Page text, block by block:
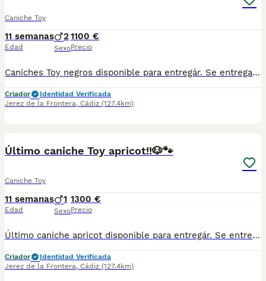
Caniche Toy
11 semanas
Edad
2
Sexo
1100 €
Precio
Caniches Toy negros disponible para entregár. Se entrega con toda la documentación al día, vacunados desparasitados y con la cartilla adecuada a su edad . Nuestros cachorros están criados con mucho amor y mimos en ambiente familiar. Súper sociables y cariñosos. Se encuentran en Sevilla,también disponemos de transporte . Cualquier duda pregunten sin compromiso ☺️
Criador
Identidad Verificada
Jerez de la Frontera, Cádiz (127.4km)
Último caniche Toy apricot!!🐶🐾
Caniche Toy
11 semanas
Edad
1
Sexo
1300 €
Precio
Último caniche apricot disponible para entregár. Se entrega con toda la documentación al día, vacunados desparasitados y con la cartilla adecuada a su edad . Nuestros cachorros están criados con mucho amor y mimos en ambiente familiar. Súper sociables y cariñosos. Se encuentran en Sevilla,también disponemos de transporte . Cualquier duda pregunten sin compromiso ☺️
Criador
Identidad Verificada
Jerez de la Frontera, Cádiz (127.4km)